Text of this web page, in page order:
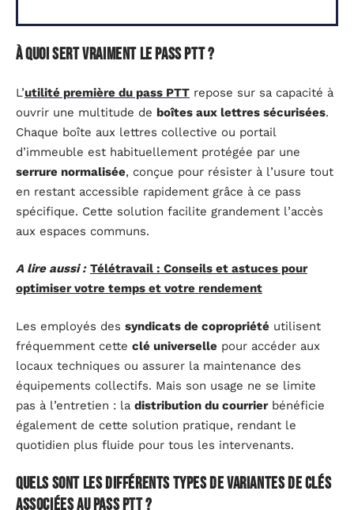
À quoi sert vraiment le pass PTT ?
L’utilité première du pass PTT repose sur sa capacité à
ouvrir une multitude de boîtes aux lettres sécurisées.
Chaque boîte aux lettres collective ou portail
d’immeuble est habituellement protégée par une
serrure normalisée, conçue pour résister à l’usure tout
en restant accessible rapidement grâce à ce pass
spécifique. Cette solution facilite grandement l’accès
aux espaces communs.
A lire aussi : Télétravail : Conseils et astuces pour
optimiser votre temps et votre rendement
Les employés des syndicats de copropriété utilisent
fréquemment cette clé universelle pour accéder aux
locaux techniques ou assurer la maintenance des
équipements collectifs. Mais son usage ne se limite
pas à l’entretien : la distribution du courrierbénéficie
également de cette solution pratique, rendant le
quotidien plus fluide pour tous les intervenants.
Quels sont les différents types de variantes de clés
associées au pass PTT ?